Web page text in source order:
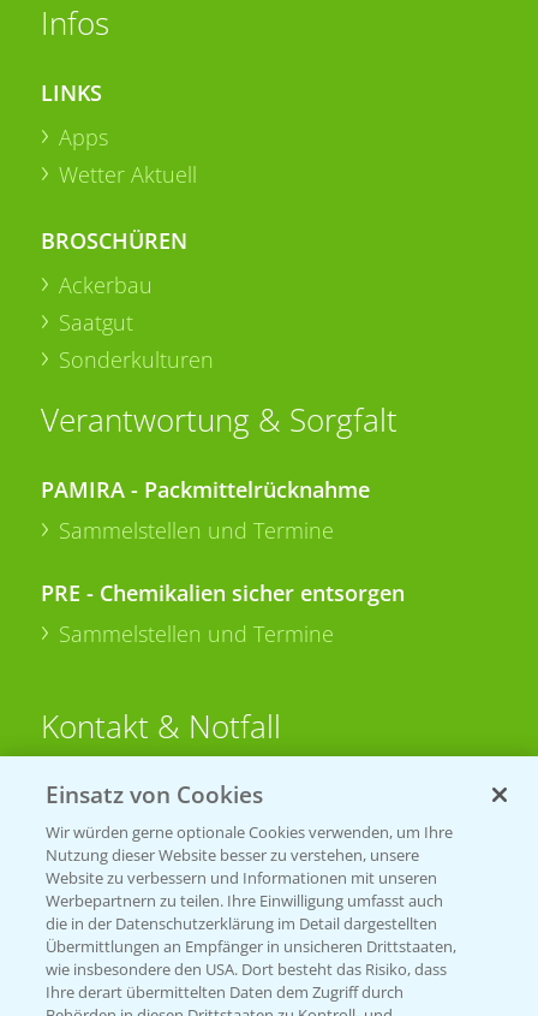
Infos
LINKS
Apps
Wetter Aktuell
BROSCHÜREN
Ackerbau
Saatgut
Sonderkulturen
Verantwortung & Sorgfalt
PAMIRA - Packmittelrücknahme
Sammelstellen und Termine
PRE - Chemikalien sicher entsorgen
Sammelstellen und Termine
Kontakt & Notfall
Beratung auf WhatsApp
T.+49 (0)174 346 564 1
KONTAKT
Hilfe in Notfällen
T.+49 (0)214/30-20220
Einsatz von Cookies
Wir würden gerne optionale Cookies verwenden, um Ihre
Nutzung dieser Website besser zu verstehen, unsere
Website zu verbessern und Informationen mit unseren
Werbepartnern zu teilen. Ihre Einwilligung umfasst auch
die in der Datenschutzerklärung im Detail dargestellten
Übermittlungen an Empfänger in unsicheren Drittstaaten,
wie insbesondere den USA. Dort besteht das Risiko, dass
Ihre derart übermittelten Daten dem Zugriff durch